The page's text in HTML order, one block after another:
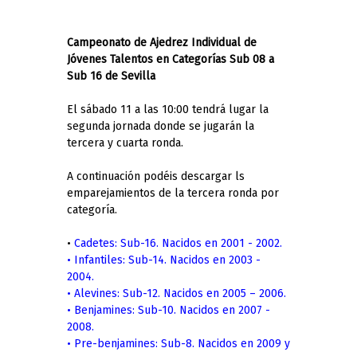
Campeonato de Ajedrez Individual de
Jóvenes Talentos en Categorías Sub 08 a
Sub 16 de Sevilla
El sábado 11 a las 10:00 tendrá lugar la
segunda jornada donde se jugarán la
tercera y cuarta ronda.
A continuación podéis descargar ls
emparejamientos de la tercera ronda por
categoría.
• Cadetes: Sub-16. Nacidos en 2001 - 2002.
• Infantiles: Sub-14. Nacidos en 2003 -
2004.
• Alevines: Sub-12. Nacidos en 2005 – 2006.
• Benjamines: Sub-10. Nacidos en 2007 -
2008.
• Pre-benjamines: Sub-8. Nacidos en 2009 y